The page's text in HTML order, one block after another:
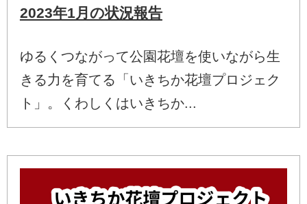
2023年1月の状況報告
ゆるくつながって公園花壇を使いながら生
きる力を育てる「いきちか花壇プロジェク
ト」。くわしくはいきちか...